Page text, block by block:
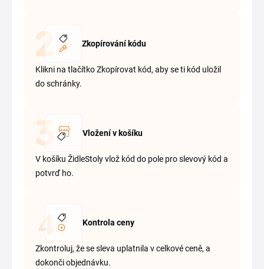
Zkopírování kódu
Klikni na tlačítko Zkopírovat kód, aby se ti kód uložil
do schránky.
Vložení v košíku
V košíku ŽidleStoly vlož kód do pole pro slevový kód a
potvrď ho.
Kontrola ceny
Zkontroluj, že se sleva uplatnila v celkové ceně, a
dokonči objednávku.